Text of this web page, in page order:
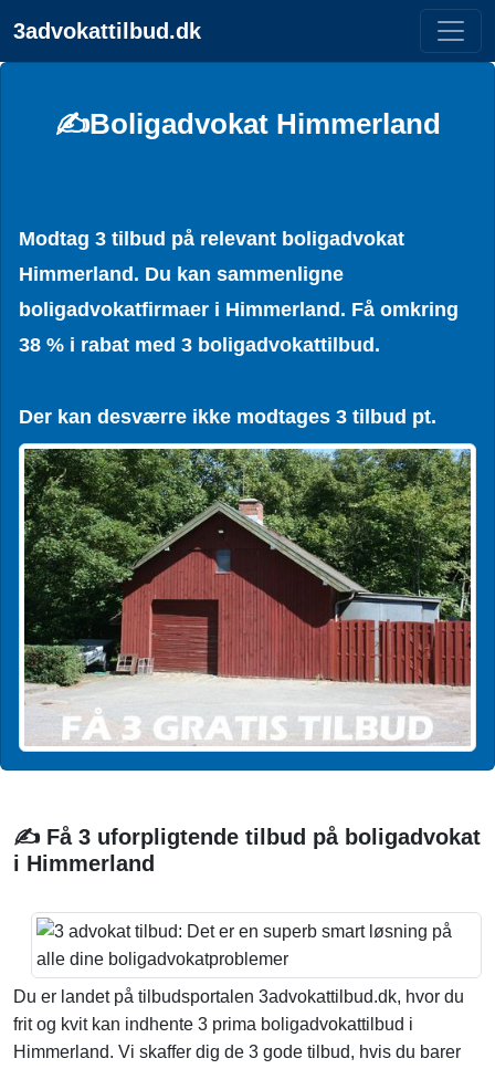
3advokattilbud.dk
✍️Boligadvokat Himmerland
Modtag 3 tilbud på relevant boligadvokat
Himmerland. Du kan sammenligne
boligadvokatfirmaer i Himmerland. Få omkring
38 % i rabat med 3 boligadvokattilbud.
Der kan desværre ikke modtages 3 tilbud pt.
✍️ Få 3 uforpligtende tilbud på boligadvokat
i Himmerland
Du er landet på tilbudsportalen 3advokattilbud.dk, hvor du
frit og kvit kan indhente 3 prima boligadvokattilbud i
Himmerland. Vi skaffer dig de 3 gode tilbud, hvis du barer